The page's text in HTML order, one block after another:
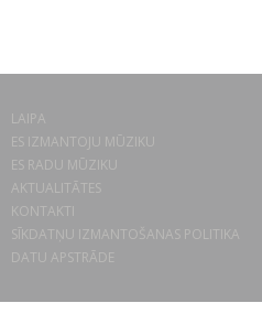
LAIPA
ES IZMANTOJU MŪZIKU
ES RADU MŪZIKU
AKTUALITĀTES
KONTAKTI
SĪKDATŅU IZMANTOŠANAS POLITIKA
DATU APSTRĀDE